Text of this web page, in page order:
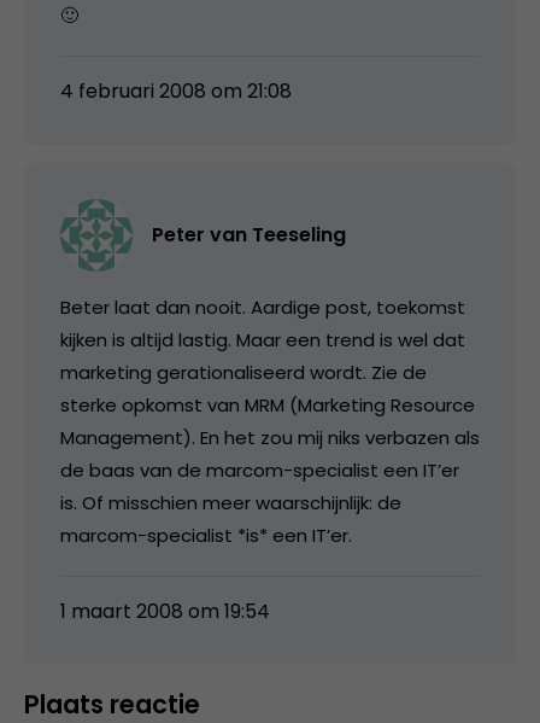
🙂
4 februari 2008 om 21:08
Peter van Teeseling
Beter laat dan nooit. Aardige post, toekomst
kijken is altijd lastig. Maar een trend is wel dat
marketing gerationaliseerd wordt. Zie de
sterke opkomst van MRM (Marketing Resource
Management). En het zou mij niks verbazen als
de baas van de marcom-specialist een IT’er
is. Of misschien meer waarschijnlijk: de
marcom-specialist *is* een IT’er.
1 maart 2008 om 19:54
Plaats reactie